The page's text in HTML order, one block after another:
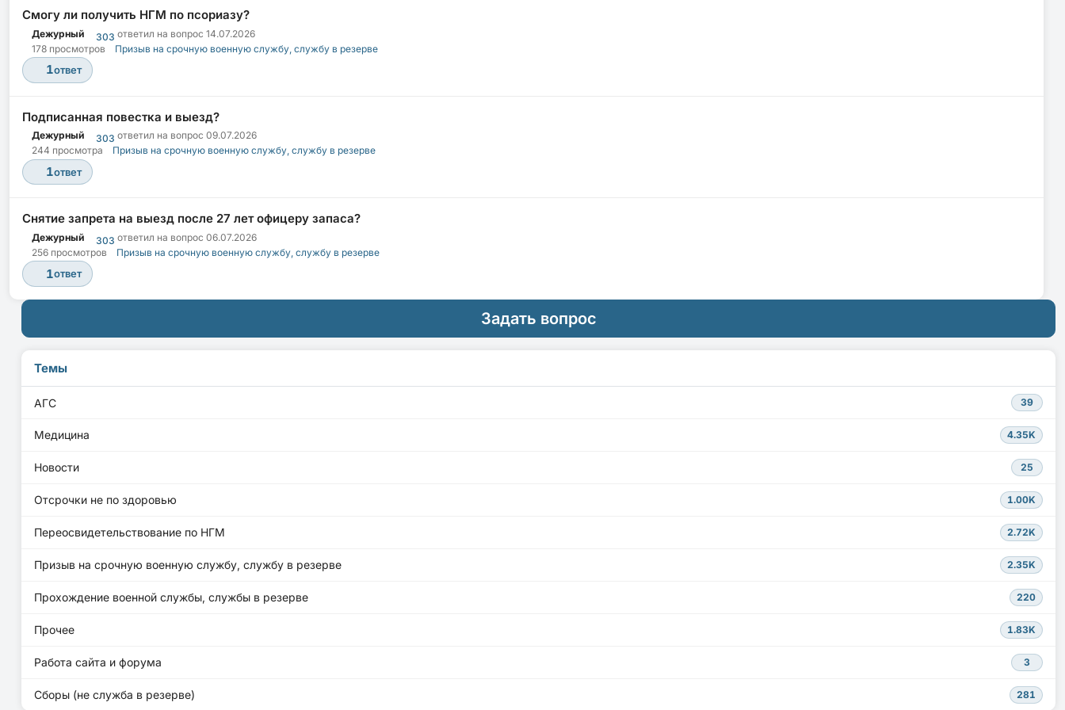
Смогу ли получить НГМ по псориазу?
Дежурный 303 ответил на вопрос 14.07.2026
178 просмотров
Призыв на срочную военную службу, службу в резерве
1ответ
Подписанная повестка и выезд?
Дежурный 303 ответил на вопрос 09.07.2026
244 просмотра
Призыв на срочную военную службу, службу в резерве
1ответ
Снятие запрета на выезд после 27 лет офицеру запаса?
Дежурный 303 ответил на вопрос 06.07.2026
256 просмотров
Призыв на срочную военную службу, службу в резерве
1ответ
Задать вопрос
Темы
АГС 39
Медицина 4.35K
Новости 25
Отсрочки не по здоровью 1.00K
Переосвидетельствование по НГМ 2.72K
Призыв на срочную военную службу, службу в резерве 2.35K
Прохождение военной службы, службы в резерве 220
Прочее 1.83K
Работа сайта и форума 3
Сборы (не служба в резерве) 281